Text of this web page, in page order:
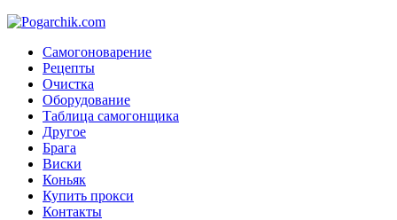
Самогоноварение
Рецепты
Очистка
Оборудование
Таблица самогонщика
Другое
Брага
Виски
Коньяк
Купить прокси
Контакты